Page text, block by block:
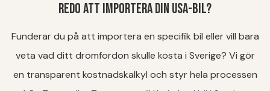
Redo att importera din USA-bil?
Funderar du på att importera en specifik bil eller vill bara
veta vad ditt drömfordon skulle kosta i Sverige? Vi gör
en transparent kostnadskalkyl och styr hela processen